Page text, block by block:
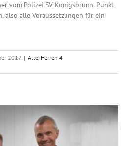
vom Polizei SV Königsbrunn. Punkt-
also alle Voraussetzungen für ein
2017 | Alle, Herren 4